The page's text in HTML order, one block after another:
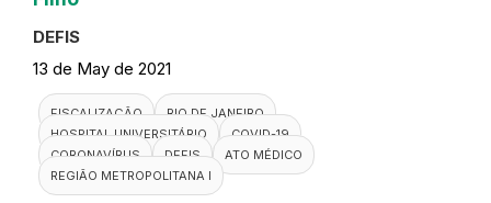
DEFIS
13 de May de 2021
FISCALIZAÇÃO
RIO DE JANEIRO
HOSPITAL UNIVERSITÁRIO
COVID-19
CORONAVÍRUS
DEFIS
ATO MÉDICO
REGIÃO METROPOLITANA I